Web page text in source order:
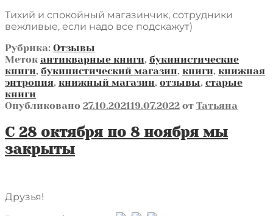
Тихий и спокойный магазинчик, сотрудники
вежливые, если надо все подскажут)
Рубрика: Отзывы
Меток антикварные книги, букинистические
книги, букинистический магазин, книги, книжная
энтропия, книжный магазин, отзывы, старые
книги
Опубликовано 27.10.202119.07.2022 от Татьяна
С 28 октября по 8 ноября мы
закрыты
Друзья!